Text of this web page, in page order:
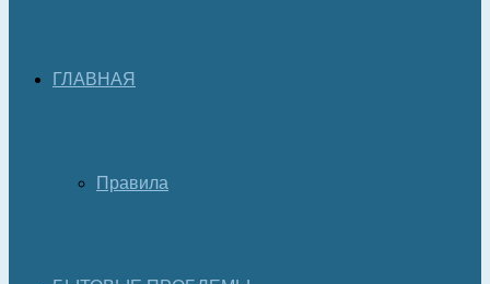
ГЛАВНАЯ
Правила